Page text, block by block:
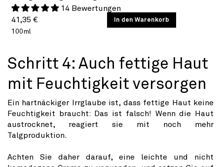
14 Bewertungen
Normaler
Preis
41,35 €
GRUNDPREIS
/
100ml
In den Warenkorb
Schritt 4: Auch fettige Haut
mit Feuchtigkeit versorgen
Ein hartnäckiger Irrglaube ist, dass fettige Haut keine
Feuchtigkeit braucht: Das ist falsch! Wenn die Haut
austrocknet, reagiert sie mit noch mehr
Talgproduktion.
Achten Sie daher darauf, eine leichte und nicht